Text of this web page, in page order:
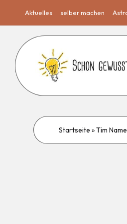
Aktuelles selber machen
Startseite »Tim